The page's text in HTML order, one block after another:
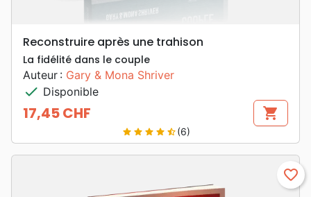
Reconstruire après une trahison
La fidélité dans le couple
Auteur : Gary & Mona Shriver
check Disponible
Prix
17,45 CHF shopping_cart
star star star star star_half(6)
favorite_border